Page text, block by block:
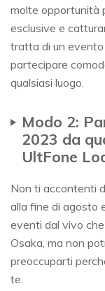
molte opportunità
esclusive e
tratta di un
partecipare
qualsiasi luogo.
Modo 2:
2023 da
UltFone
Non ti accontenti
alla fine di agosto
eventi dal vivo
Osaka, ma non
preoccuparti
te.